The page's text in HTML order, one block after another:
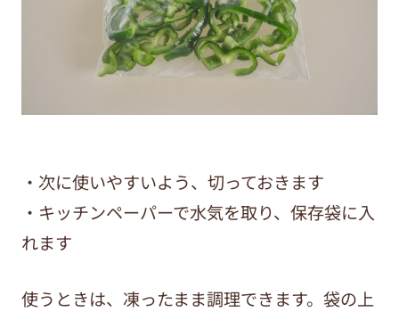
・次に使いやすいよう、切っておきます
・キッチンペーパーで水気を取り、保存袋に入
れます
使うときは、凍ったまま調理できます。袋の上